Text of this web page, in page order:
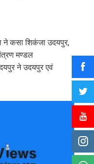
ने कसा शिकंजा उदयपुर,
मण्डल
ने उदयपुर एवं